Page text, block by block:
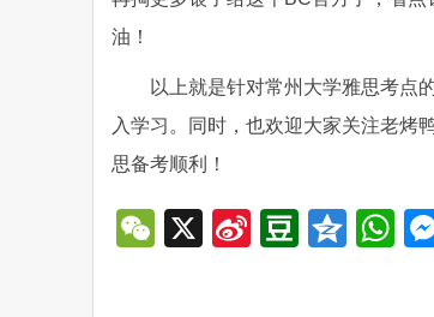
油！
以上就是针对常州大学雅思考点
入学习。同时，也欢迎大家关注老烤
思备考顺利！
WeChat
X
SinaDouban